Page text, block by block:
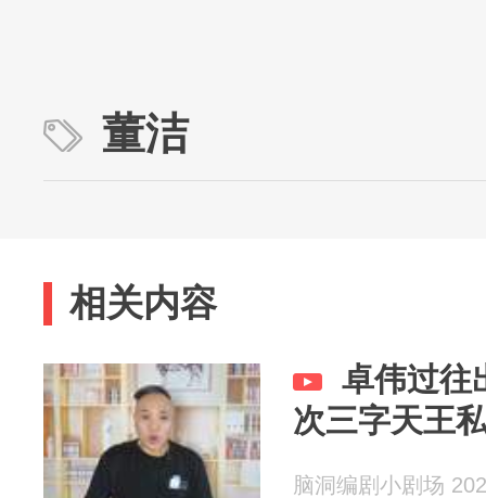
董洁
相关内容
卓伟过往
次三字天王
脑洞编剧小剧场